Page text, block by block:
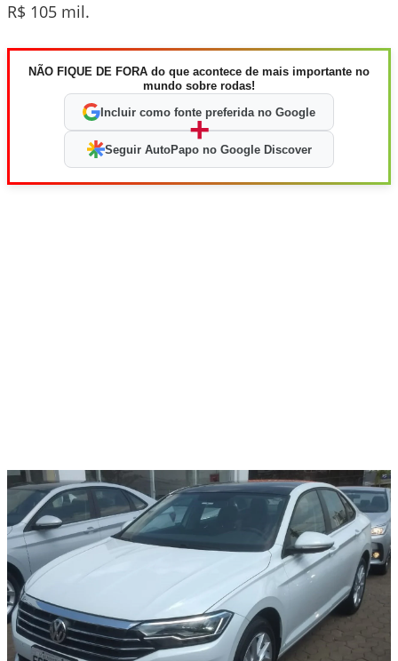
R$ 105 mil.
NÃO FIQUE DE FORA do que acontece de mais importante no
mundo sobre rodas!
Incluir como fonte preferida no Google
+
Seguir AutoPapo no Google Discover